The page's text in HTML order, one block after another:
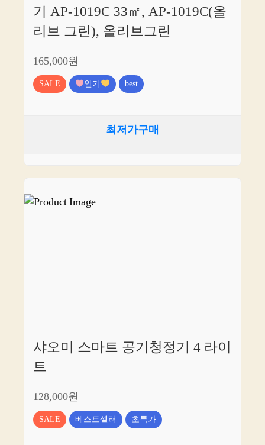
기 AP-1019C 33㎡, AP-1019C(올
리브 그린), 올리브그린
165,000원
SALE 인기 best
최저가구매
샤오미 스마트 공기청정기 4 라이
트
128,000원
SALE 베스트셀러 초특가